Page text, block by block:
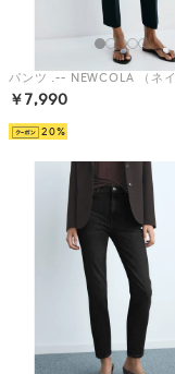
￥7,990
20